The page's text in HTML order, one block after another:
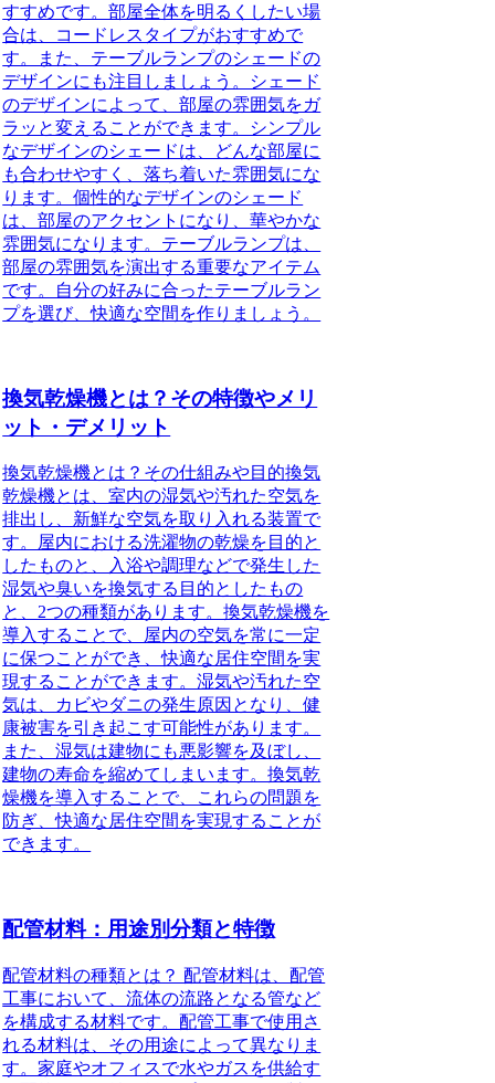
すすめです。部屋全体を明るくしたい場
合は、コードレスタイプがおすすめで
す。また、テーブルランプのシェードの
デザインにも注目しましょう。シェード
のデザインによって、部屋の雰囲気をガ
ラッと変えることができます。シンプル
なデザインのシェードは、どんな部屋に
も合わせやすく、落ち着いた雰囲気にな
ります。個性的なデザインのシェード
は、部屋のアクセントになり、華やかな
雰囲気になります。テーブルランプは、
部屋の雰囲気を演出する重要なアイテム
です。自分の好みに合ったテーブルラン
プを選び、快適な空間を作りましょう。
換気乾燥機とは？その特徴やメリ
ット・デメリット
換気乾燥機とは？その仕組みや目的換気
乾燥機とは、室内の湿気や汚れた空気を
排出し、新鮮な空気を取り入れる装置で
す。屋内における洗濯物の乾燥を目的と
したものと、入浴や調理などで発生した
湿気や臭いを換気する目的としたもの
と、2つの種類があります。換気乾燥機を
導入することで、屋内の空気を常に一定
に保つことができ、快適な居住空間を実
現することができます。湿気や汚れた空
気は、カビやダニの発生原因となり、健
康被害を引き起こす可能性があります。
また、湿気は建物にも悪影響を及ぼし、
建物の寿命を縮めてしまいます。換気乾
燥機を導入することで、これらの問題を
防ぎ、快適な居住空間を実現することが
できます。
配管材料：用途別分類と特徴
配管材料の種類とは？ 配管材料は、配管
工事において、流体の流路となる管など
を構成する材料です。配管工事で使用さ
れる材料は、その用途によって異なりま
す。家庭やオフィスで水やガスを供給す